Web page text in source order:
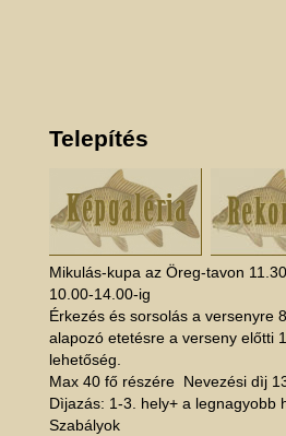
Telepítés
Mikulás-kupa az Öreg-tavon
10.00-14.00-ig
Érkezés és sorsolás a versenyre
alapozó etetésre a verseny előtti
lehetőség.
Max 40 fő részére Nevezési dìj
Dìjazás: 1-3. hely+ a legnagyobb
Szabályok